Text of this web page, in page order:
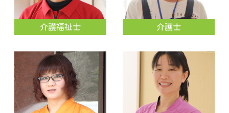
介護福祉士 介護士